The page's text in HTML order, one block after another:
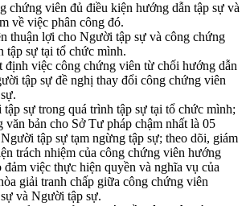
chứng viên đủ điều kiện hướng dẫn tập sự và
về việc phân công đó.
thuận lợi cho Người tập sự và công chứng
tập sự tại tổ chức mình.
định việc công chứng viên từ chối hướng dẫn
tập sự đề nghị thay đổi công chứng viên
sự trong quá trình tập sự tại tổ chức mình;
văn bản cho Sở Tư pháp chậm nhất là 05
tập sự tạm ngừng tập sự; theo dõi, giám
trách nhiệm của công chứng viên hướng
đảm việc thực hiện quyền và nghĩa vụ của
giải tranh chấp giữa công chứng viên
và Người tập sự.